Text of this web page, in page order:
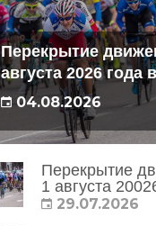
Перекрытие
августа 2026 года
04.08.2026
Перекрытие
1 августа
29.07.2026